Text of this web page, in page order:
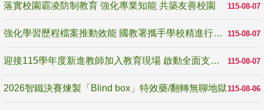
115-08-07
落實校園霸凌防制教育 強化專業知能 共築友善校園
115-08-07
強化學習歷程檔案推動效能 國教署攜手學校精進行政與教學支持
115-08-07
迎接115學年度新進教師加入教育現場 啟動全面支持陪伴
115-08-06
2026智鐵決賽煉製「Blind box」特效藥/翻轉無聊地獄